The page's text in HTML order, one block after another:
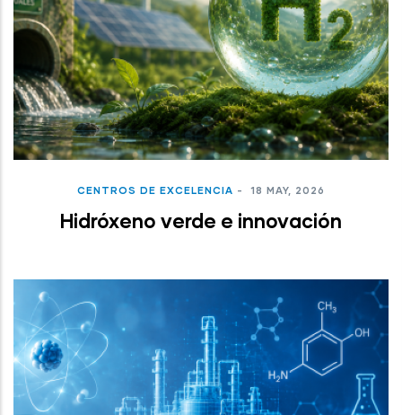
CENTROS DE EXCELENCIA - 18 MAY, 2026
Hidróxeno verde e innovación